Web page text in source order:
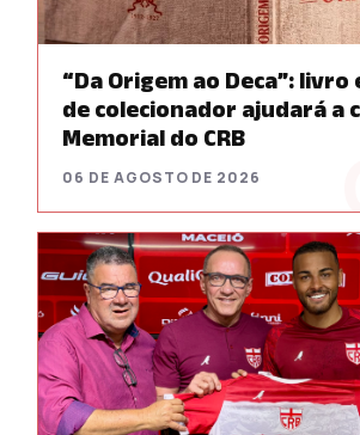
“Da Origem ao Deca”: livro
de colecionador ajudará a
Memorial do CRB
06 DE AGOSTO DE 2026